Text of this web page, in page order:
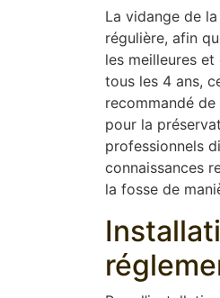
La vidange de
régulière, afin
les meilleures
tous les 4 ans,
recommandé
pour la
professionnels
connaissances
la fosse de